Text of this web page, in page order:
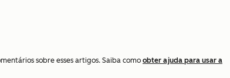
sobre esses artigos. Saiba como obter ajuda para usar a